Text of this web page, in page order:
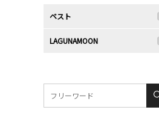
ベスト
LAGUNAMOON